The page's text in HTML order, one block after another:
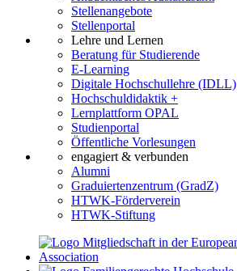
Stellenangebote
Stellenportal
Lehre und Lernen
Beratung für Studierende
E-Learning
Digitale Hochschullehre (IDLL)
Hochschuldidaktik +
Lernplattform OPAL
Studienportal
Öffentliche Vorlesungen
engagiert & verbunden
Alumni
Graduiertenzentrum (GradZ)
HTWK-Förderverein
HTWK-Stiftung